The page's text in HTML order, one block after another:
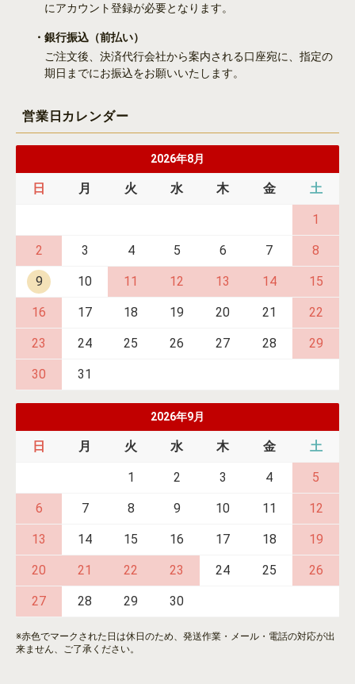
にアカウント登録が必要となります。
・銀行振込 （前払い）
ご注文後、決済代行会社から案内される口座宛に、指定の
期日までにお振込をお願いいたします。
営業日カレンダー
2026年8月
日 月 火 水 木 金 土
1
2 3 4 5 6 7 8
9 10 11 12 13 14 15
16 17 18 19 20 21 22
23 24 25 26 27 28 29
30 31
2026年9月
日 月 火 水 木 金 土
1 2 3 4 5
6 7 8 9 10 11 12
13 14 15 16 17 18 19
20 21 22 23 24 25 26
27 28 29 30
※赤色でマークされた日は休日のため、発送作業・メール・電話の対応が出
来ません、ご了承ください。